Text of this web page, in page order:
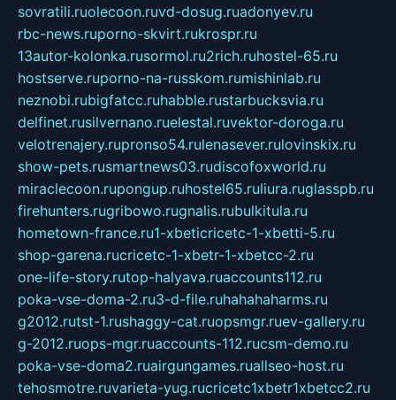
sovratili.ruolecoon.ruvd-dosug.ruadonyev.ru
rbc-news.ruporno-skvirt.rukrospr.ru
13autor-kolonka.rusormol.ru2rich.ruhostel-65.ru
hostserve.ruporno-na-russkom.rumishinlab.ru
neznobi.rubigfatcc.ruhabble.rustarbucksvia.ru
delfinet.rusilvernano.ruelestal.ruvektor-doroga.ru
velotrenajery.rupronso54.rulenasever.rulovinskix.ru
show-pets.rusmartnews03.rudiscofoxworld.ru
miraclecoon.rupongup.ruhostel65.ruliura.ruglasspb.ru
firehunters.rugribowo.rugnalis.rubulkitula.ru
hometown-france.ru1-xbeticricetc-1-xbetti-5.ru
shop-garena.rucricetc-1-xbetr-1-xbetcc-2.ru
one-life-story.rutop-halyava.ruaccounts112.ru
poka-vse-doma-2.ru3-d-file.ruhahahaharms.ru
g2012.rutst-1.rushaggy-cat.ruopsmgr.ruev-gallery.ru
g-2012.ruops-mgr.ruaccounts-112.rucsm-demo.ru
poka-vse-doma2.ruairgungames.ruallseo-host.ru
tehosmotre.ruvarieta-yug.rucricetc1xbetr1xbetcc2.ru